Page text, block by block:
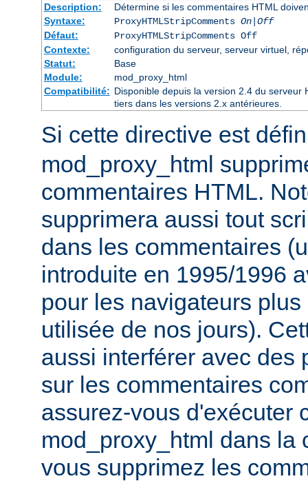
Description:
Détermine si les commentaires HTML
Syntaxe:
ProxyHTMLStripComments On|Off
Défaut:
ProxyHTMLStripComments Off
Contexte:
configuration du serveur, serveur virtuel,
Statut:
Base
Module:
mod_proxy_html
Compatibilité: Disponible depuis la version 2.4 du serveur
tiers dans les versions 2.x antérieures.
Si cette directive est
mod_proxy_html
commentaires HTML.
supprimera aussi tout
dans les commentaires
introduite en 1995/1996
pour les navigateurs
utilisée de nos jours).
aussi interférer avec des
sur les commentaires
assurez-vous d'exécuter
mod_proxy_html dans la
vous supprimez les